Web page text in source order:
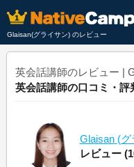
Glaisan(グライサン) のレビュー
英会話講師のレビュー |
英会話講師の口コミ・
Glaisan (グ
レビュー